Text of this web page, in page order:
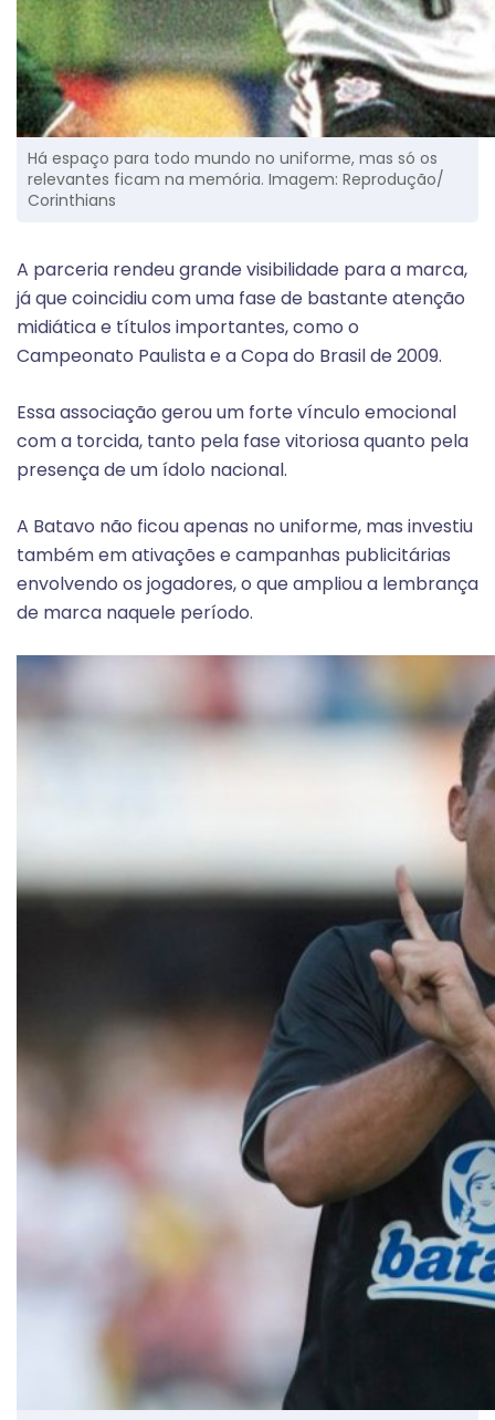
Há espaço para todo mundo no uniforme, mas só os
relevantes ficam na memória. Imagem: Reprodução/
Corinthians
A parceria rendeu grande visibilidade para a marca,
já que coincidiu com uma fase de bastante atenção
midiática e títulos importantes, como o
Campeonato Paulista e a Copa do Brasil de 2009.
Essa associação gerou um forte vínculo emocional
com a torcida, tanto pela fase vitoriosa quanto pela
presença de um ídolo nacional.
A Batavo não ficou apenas no uniforme, mas investiu
também em ativações e campanhas publicitárias
envolvendo os jogadores, o que ampliou a lembrança
de marca naquele período.